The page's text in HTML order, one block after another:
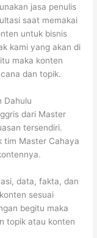
jasa penulis
saat memakai
untuk bisnis
kami yang akan di
maka konten
dan topik.
Dahulu
dari Master
tersendiri.
tim Master Cahaya
data, fakta, dan
sesuai
begitu maka
topik atau konten